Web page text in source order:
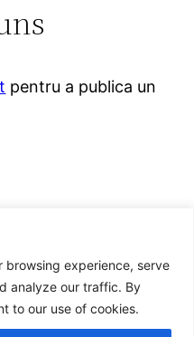
browsing experience, serve
analyze our traffic. By
to our use of cookies.
pentru a publica un
de persoana fizica
Benta.
Str. Aleea Posada, Nr
postal 051414
22886383